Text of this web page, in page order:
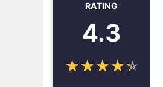
RATING
4.3
☆☆☆☆☆
★★★★★